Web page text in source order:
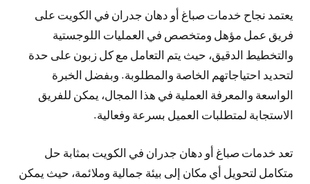
يعتمد نجاح خدمات صباغ أو دهان جدران في الكويت على
فريق عمل مؤهل ومتخصص في العمليات اللوجستية
والتخطيط الدقيق، حيث يتم التعامل مع كل زبون على حدة
لتحديد احتياجاتهم الخاصة والمطلوبة. وبفضل الخبرة
الواسعة والمعرفة العملية في هذا المجال، يمكن للفريق
الاستجابة لمتطلبات العميل بسرعة وفعالية.
تعد خدمات صباغ أو دهان جدران في الكويت بمثابة حل
متكامل لتحويل أي مكان إلى بيئة جمالية وملائمة، حيث يمكن